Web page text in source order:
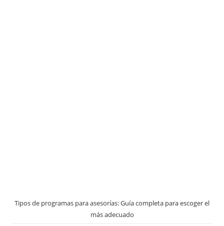
Tipos de programas para asesorías: Guía completa para escoger el
más adecuado